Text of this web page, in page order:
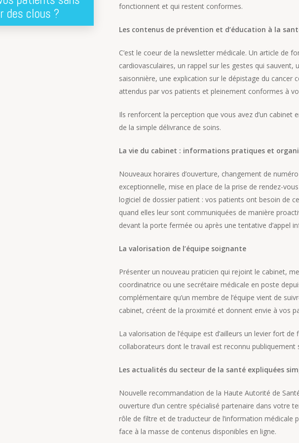
des clous ?
fonctionnent et qui restent conformes.
Les contenus de prévention et d’éducation à la
C’est le coeur de la newsletter médicale. Un article de
cardiovasculaires, un rappel sur les gestes qui sauvent,
saisonnière, une explication sur le dépistage du cancer
attendus par vos patients et pleinement conformes à
Ils renforcent la perception que vous avez d’un cabinet
de la simple délivrance de soins.
La vie du cabinet : informations pratiques et
Nouveaux horaires d’ouverture, changement de
exceptionnelle, mise en place de la prise de rendez-
logiciel de dossier patient : vos patients ont besoin de
quand elles leur sont communiquées de manière
devant la porte fermée ou après une tentative d’appel
La valorisation de l’équipe soignante
Présenter un nouveau praticien qui rejoint le cabinet,
coordinatrice ou une secrétaire médicale en poste
complémentaire qu’un membre de l’équipe vient de
cabinet, créent de la proximité et donnent envie à vos
La valorisation de l’équipe est d’ailleurs un levier fort
collaborateurs dont le travail est reconnu publiquement
Les actualités du secteur de la santé expliquées
Nouvelle recommandation de la Haute Autorité de
ouverture d’un centre spécialisé partenaire dans votre
rôle de filtre et de traducteur de l’information médicale
face à la masse de contenus disponibles en ligne.